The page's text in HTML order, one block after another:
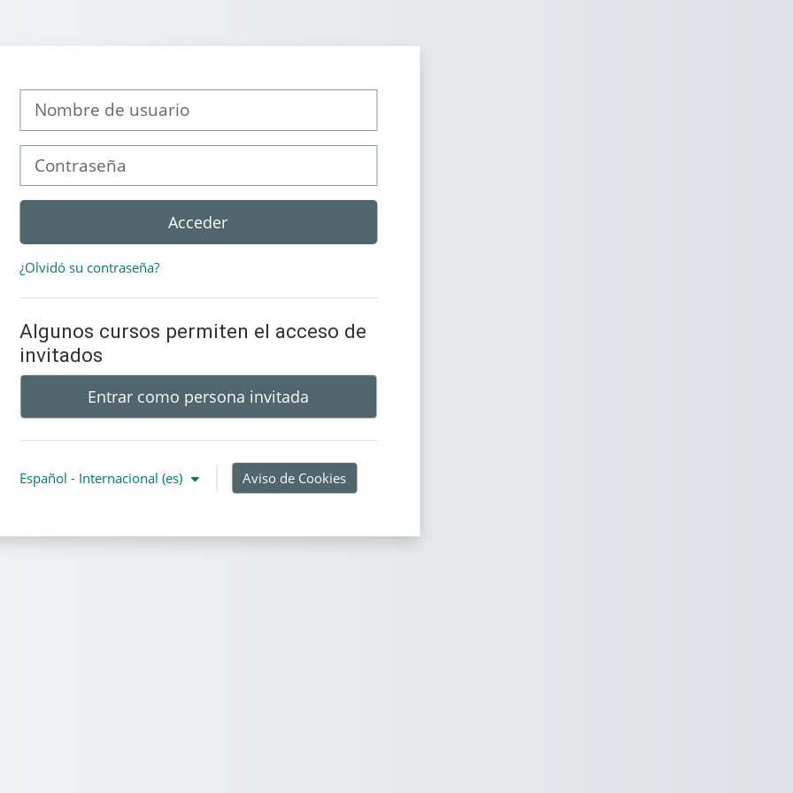
Acceder
¿Olvidó su contraseña?
Algunos cursos permiten el acceso de
invitados
Entrar como persona invitada
Español - Internacional ‎(es)‎ Aviso de Cookies